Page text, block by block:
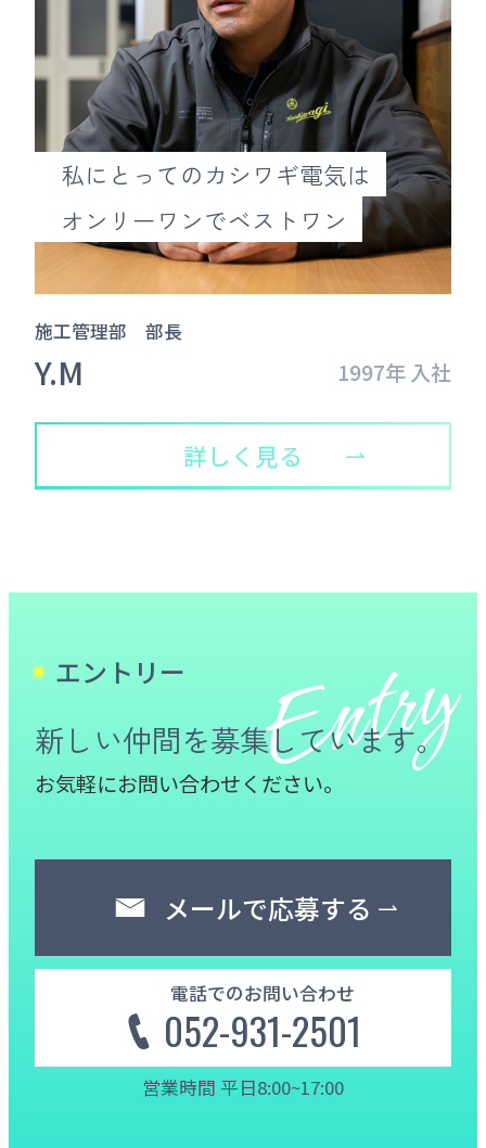
私にとってのカシワギ電気は
オンリーワンでベストワン
施工管理部 部長
Y.M 1997年 入社
詳しく見る
エントリー
新しい仲間を募集しています。
お気軽にお問い合わせください。
メールで応募する
電話でのお問い合わせ
052-931-2501
営業時間 平日8:00~17:00